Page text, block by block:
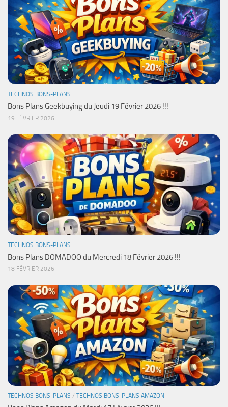
TECHNOS BONS-PLANS
Bons Plans Geekbuying du Jeudi 19 Février 2026 !!!
19 FÉVRIER 2026
TECHNOS BONS-PLANS
Bons Plans DOMADOO du Mercredi 18 Février 2026 !!!
18 FÉVRIER 2026
TECHNOS BONS-PLANS / TECHNOS BONS-PLANS AMAZON